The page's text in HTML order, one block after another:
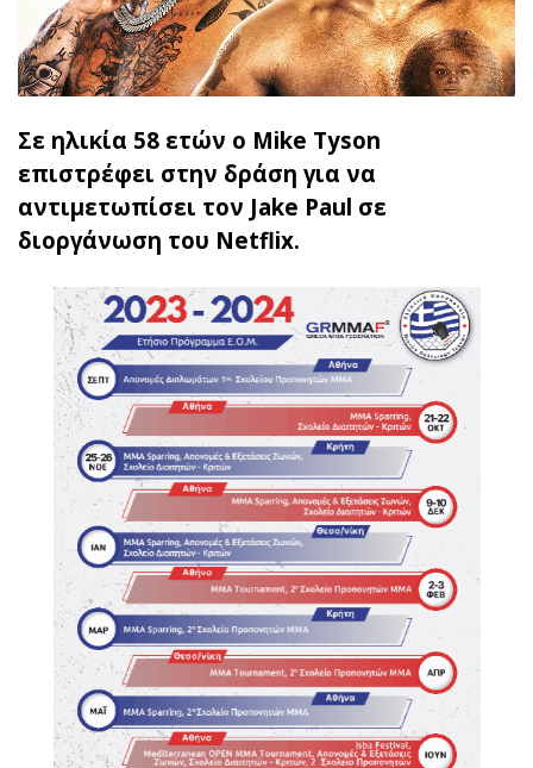
Σε ηλικία 58 ετών ο Mike Tyson
επιστρέφει στην δράση για να
αντιμετωπίσει τον Jake Paul σε
διοργάνωση του Netflix.